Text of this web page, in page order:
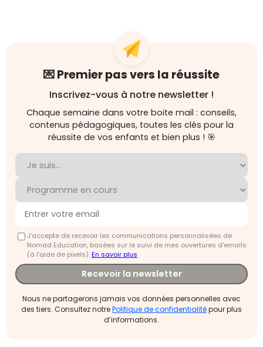
💌 Premier pas vers la réussite
Inscrivez-vous à notre newsletter !
Chaque semaine dans votre boite mail : conseils,
contenus pédagogiques, toutes les clés pour la
réussite de vos enfants et bien plus ! 🎯
J'accepte de recevoir les communications personnalisées de
Nomad Education, basées sur le suivi de mes ouvertures d'emails
(à l’aide de pixels).En savoir plus
Recevoir la newsletter
Nous ne partagerons jamais vos données personnelles avec
des tiers. Consultez notrePolitique de confidentialitépour plus
d’informations.